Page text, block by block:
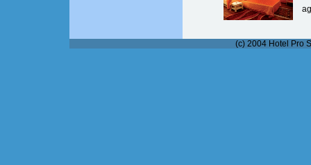
(c) 2004 Hotel Pro